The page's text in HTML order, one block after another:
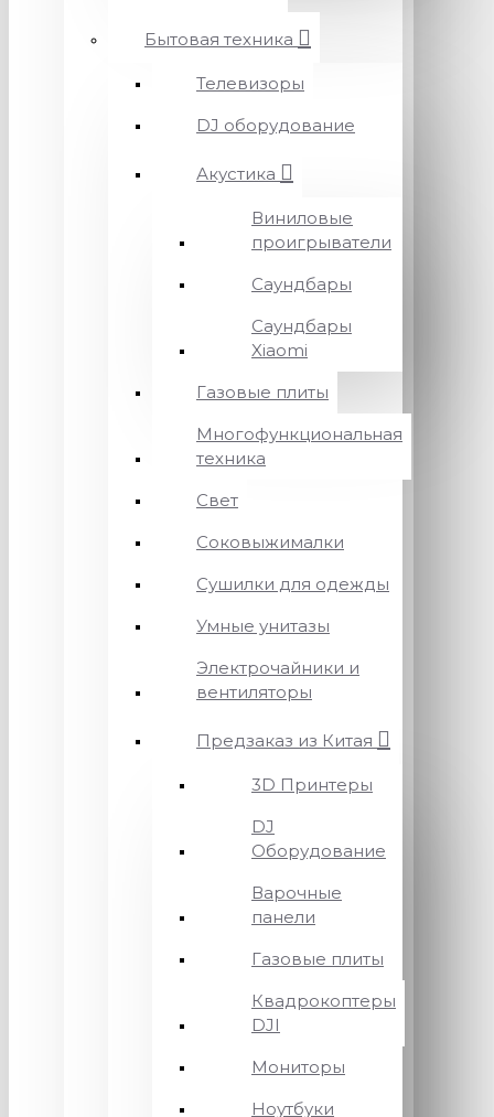
Бытовая техника
Телевизоры
DJ оборудование
Акустика
Виниловые
проигрыватели
Саундбары
Саундбары
Xiaomi
Газовые плиты
Многофункциональная
техника
Свет
Соковыжималки
Сушилки для одежды
Умные унитазы
Электрочайники и
вентиляторы
Предзаказ из Китая
3D Принтеры
DJ
Оборудование
Варочные
панели
Газовые плиты
Квадрокоптеры
DJI
Мониторы
Ноутбуки